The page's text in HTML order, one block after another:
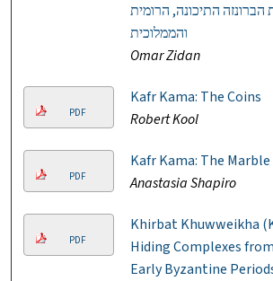
התיכונה, הרומית
והממלוכית
Omar Zidan
PDF
Kafr Kama: The Coins
Robert Kool
PDF
Kafr Kama: The Marble
Anastasia Shapiro
PDF
Khirbat Khuwweikha
Hiding Complexes
Early Byzantine